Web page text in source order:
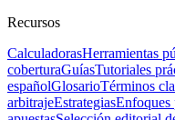
Recursos
CalculadorasHerramientas
coberturaGuíasTutoriales
españolGlosarioTérminos
arbitrajeEstrategiasEnfoques